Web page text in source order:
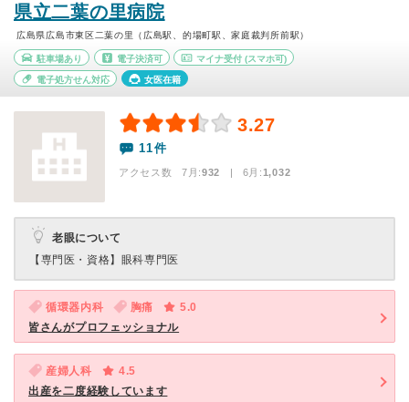
県立二葉の里病院
広島県広島市東区二葉の里（広島駅、的場町駅、家庭裁判所前駅）
駐車場あり 電子決済可 マイナ受付 (スマホ可)
電子処方せん対応 女医在籍
3.27
11件
アクセス数 7月:932 | 6月:1,032
老眼について
【専門医・資格】 眼科専門医
循環器内科 胸痛
5.0
皆さんがプロフェッショナル
産婦人科
4.5
出産を二度経験しています